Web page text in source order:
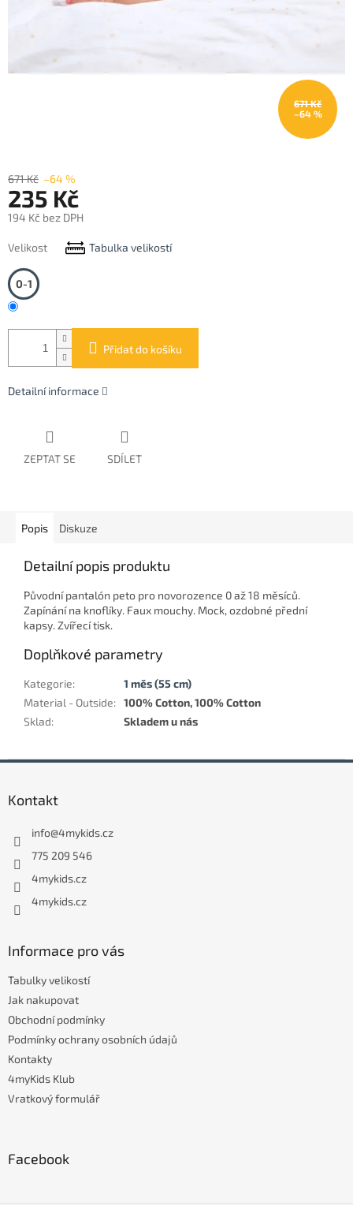
671 Kč
–64 %
671 Kč –64 %
235 Kč
194 Kč bez DPH
cena:
Velikost Tabulka velikostí
0-1
Přidat do košíku
Detailní informace
ZEPTAT SE SDÍLET
Popis Diskuze
Detailní popis produktu
Původní pantalón peto pro novorozence 0 až 18 měsíců.
Zapínání na knoflíky. Faux mouchy. Mock, ozdobné přední
kapsy. Zvířecí tisk.
Doplňkové parametry
Kategorie:
1 měs (55 cm)
Material - Outside: 100% Cotton, 100% Cotton
Sklad: Skladem u nás
Kontakt
info@4mykids.cz
775 209 546
4mykids.cz
4mykids.cz
Informace pro vás
Tabulky velikostí
Jak nakupovat
Obchodní podmínky
Podmínky ochrany osobních údajů
Kontakty
4myKids Klub
Vratkový formulář
Facebook